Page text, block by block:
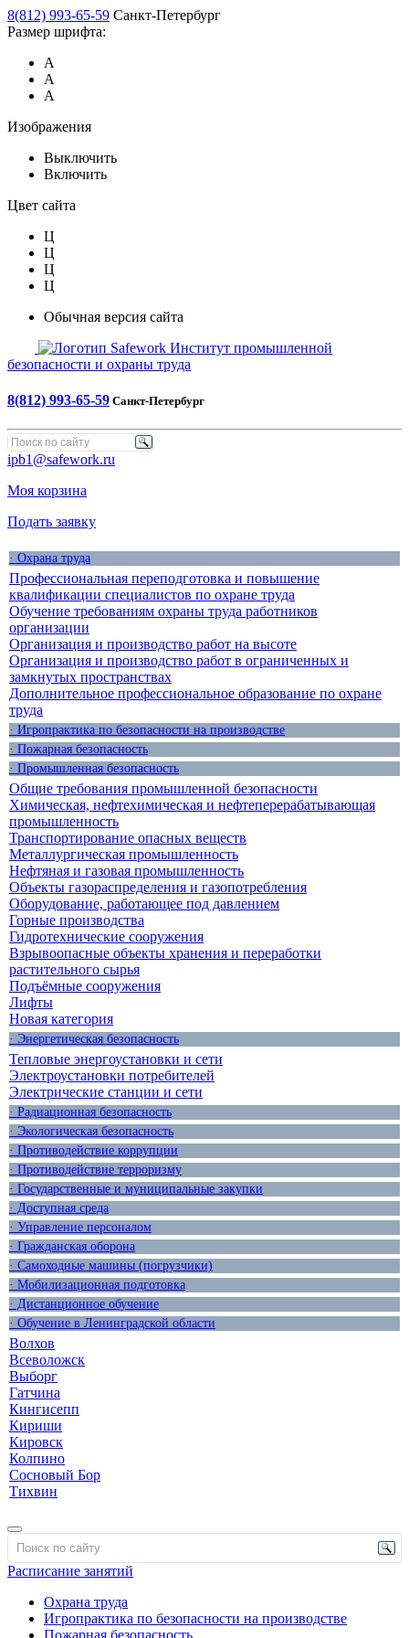
8(812) 993-65-59 Санкт-Петербург
Размер шрифта:
А
А
А
Изображения
Выключить
Включить
Цвет сайта
Ц
Ц
Ц
Ц
Обычная версия сайта
Safework Институт промышленной
безопасности и охраны труда
8(812) 993-65-59 Санкт-Петербург
ipb1@safework.ru
Моя корзина
Подать заявку
· Охрана труда
Профессиональная переподготовка и повышение
квалификации специалистов по охране труда
Обучение требованиям охраны труда работников
организации
Организация и производство работ на высоте
Организация и производство работ в ограниченных и
замкнутых пространствах
Дополнительное профессиональное образование по охране
труда
· Игропрактика по безопасности на производстве
· Пожарная безопасность
· Промышленная безопасность
Общие требования промышленной безопасности
Химическая, нефтехимическая и нефтеперерабатывающая
промышленность
Транспортирование опасных веществ
Металлургическая промышленность
Нефтяная и газовая промышленность
Объекты газораспределения и газопотребления
Оборудование, работающее под давлением
Горные производства
Гидротехнические сооружения
Взрывоопасные объекты хранения и переработки
растительного сырья
Подъёмные сооружения
Лифты
Новая категория
· Энергетическая безопасность
Тепловые энергоустановки и сети
Электроустановки потребителей
Электрические станции и сети
· Радиационная безопасность
· Экологическая безопасность
· Противодействие коррупции
· Противодействие терроризму
· Государственные и муниципальные закупки
· Доступная среда
· Управление персоналом
· Гражданская оборона
· Самоходные машины (погрузчики)
· Мобилизационная подготовка
· Дистанционное обучение
· Обучение в Ленинградской области
Волхов
Всеволожск
Выборг
Гатчина
Кингисепп
Кириши
Кировск
Колпино
Сосновый Бор
Тихвин
Расписание занятий
Охрана труда
Игропрактика по безопасности на производстве
Пожарная безопасность